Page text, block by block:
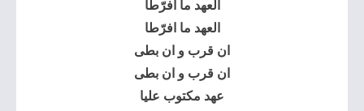
العهد ما افرّطا
العهد ما افرّطا
ان قرب و ان بطى
ان قرب و ان بطى
عهد مكتوب عليا